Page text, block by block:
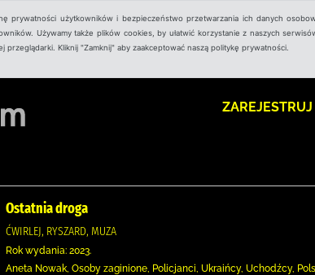
prywatności użytkowników i bezpieczeństwo przetwarzania ich danych
Używamy także plików cookies, by ułatwić korzystanie z naszych
przeglądarki. Kliknij "Zamknij" aby zaakceptować naszą politykę prywatności.
Ostatnia droga
ĆWIRLEJ, RYSZARD, MUZA
Rok wydania: 2023.
Aneta Nowak, Osoby zaginione, Policjanci, Ukraińcy, Uchodźcy,